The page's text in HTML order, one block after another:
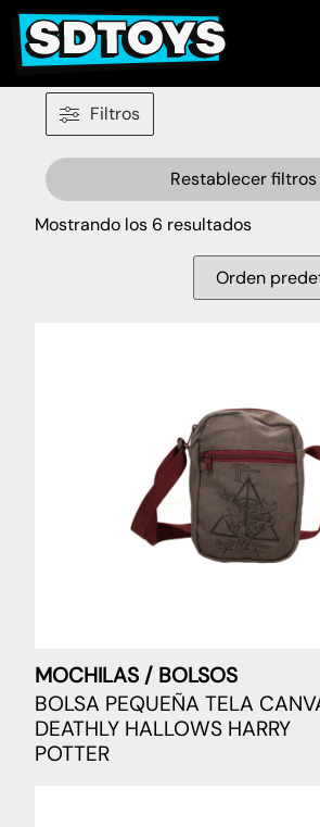
Filtros
Restablecer filtros
Mostrando los 6 resultados
MOCHILAS / BOLSOS
BOLSA PEQUEÑA TELA
DEATHLY HALLOWS HARRY
POTTER